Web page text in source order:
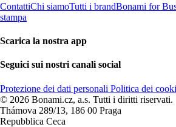
ContattiChi siamoTutti i brandBonami for
stampa
Scarica la nostra app
Seguici sui nostri canali social
Protezione dei dati personali Politica dei
© 2026 Bonami.cz, a.s. Tutti i diritti riservati.
Thámova 289/13, 186 00 Praga
Repubblica Ceca